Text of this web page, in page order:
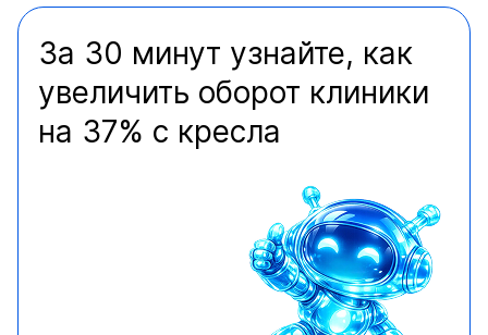
За 30 минут узнайте, как
увеличить оборот клиники
на 37% с кресла